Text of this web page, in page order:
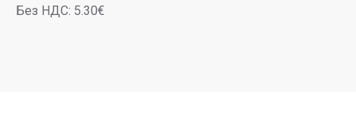
Без НДС: 5.30€